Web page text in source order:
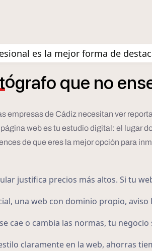
es la mejor forma de
ógrafo que no
empresas de Cádiz necesitan ver
web es tu estudio digital: el lugar
de que eres la mejor opción para
justifica precios más altos. Si tu
una web con dominio propio,
cae o cambia las normas, tu
claramente en la web, ahorras